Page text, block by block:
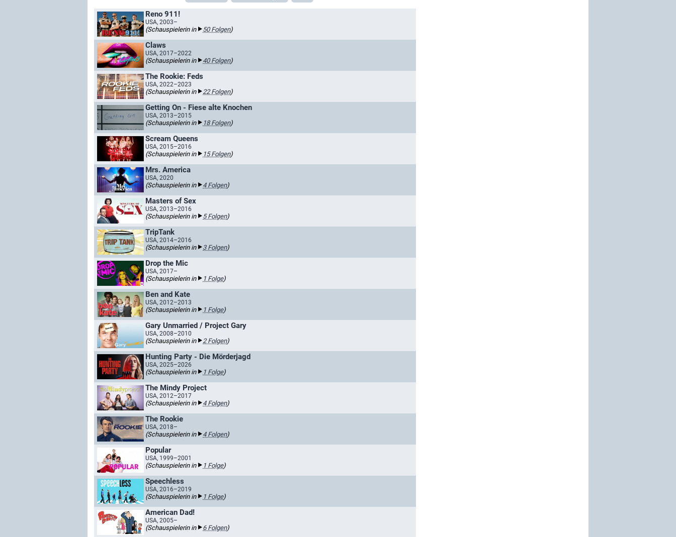
Reno 911!
USA, 2003–
(Schauspielerin in 50 Folgen)
Claws
USA, 2017–2022
(Schauspielerin in 40 Folgen)
The Rookie: Feds
USA, 2022–2023
(Schauspielerin in 22 Folgen)
Getting On - Fiese alte Knochen
USA, 2013–2015
(Schauspielerin in 18 Folgen)
Scream Queens
USA, 2015–2016
(Schauspielerin in 15 Folgen)
Mrs. America
USA, 2020
(Schauspielerin in 4 Folgen)
Masters of Sex
USA, 2013–2016
(Schauspielerin in 5 Folgen)
TripTank
USA, 2014–2016
(Schauspielerin in 3 Folgen)
Drop the Mic
USA, 2017–
(Schauspielerin in 1 Folge)
Ben and Kate
USA, 2012–2013
(Schauspielerin in 1 Folge)
Gary Unmarried / Project Gary
USA, 2008–2010
(Schauspielerin in 2 Folgen)
Hunting Party - Die Mörderjagd
USA, 2025–2026
(Schauspielerin in 1 Folge)
The Mindy Project
USA, 2012–2017
(Schauspielerin in 4 Folgen)
The Rookie
USA, 2018–
(Schauspielerin in 4 Folgen)
Popular
USA, 1999–2001
(Schauspielerin in 1 Folge)
Speechless
USA, 2016–2019
(Schauspielerin in 1 Folge)
American Dad!
USA, 2005–
(Schauspielerin in 6 Folgen)